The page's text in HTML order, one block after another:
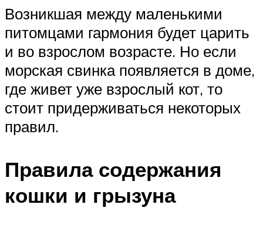
Возникшая между маленькими
питомцами гармония будет царить
и во взрослом возрасте. Но если
морская свинка появляется в доме,
где живет уже взрослый кот, то
стоит придерживаться некоторых
правил.
Правила содержания
кошки и грызуна